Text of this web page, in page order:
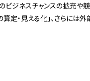
ジネスチャンスの拡充や
定・見える化」、さらには外